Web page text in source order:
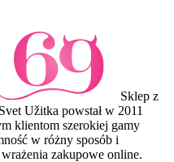
Sklep z
Užitka powstał w 2011
klientom szerokiej gamy
w różny sposób i
zakupowe online.